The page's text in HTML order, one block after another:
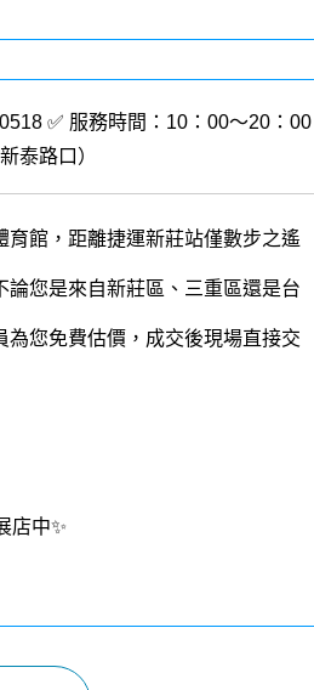
✅ 服務時間：10：00～20：00
泰路口 ）
館，距離捷運新莊站僅數步之遙
您是來自新莊區、三重區還是台
為您免費估價，成交後現場直接交
店中✨